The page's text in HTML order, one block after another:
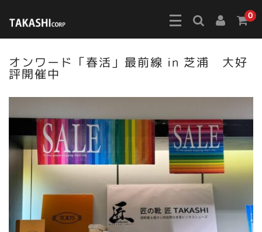
0
オンワード「春活」最前線 in 芝浦 大好
評開催中